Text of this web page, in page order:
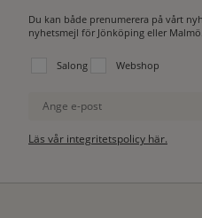
Du kan både prenumerera på vårt
nyhetsmejl för Jönköping eller Malmö.
Välj vilken lista du vill prenumerera på:
Salong Webshop
Ange e-post
Läs vår integritetspolicy här.